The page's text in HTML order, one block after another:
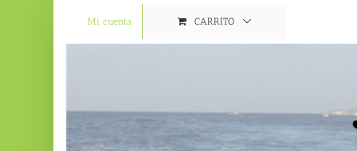
Mi cuenta CARRITO